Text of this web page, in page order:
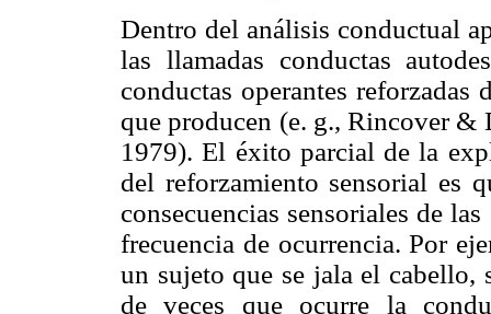
Dentro del análisis conductual
las llamadas conductas
conductas operantes
que producen (e. g., Rincover
1979). El éxito parcial de la
del reforzamiento sensorial es
consecuencias sensoriales de
frecuencia de ocurrencia. Por
un sujeto que se jala el cabello,
de veces que ocurre la